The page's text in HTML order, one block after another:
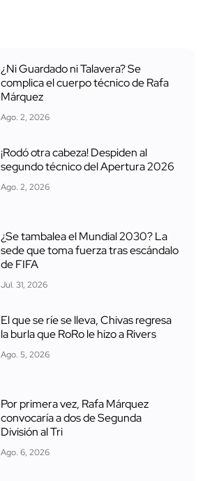
¿Ni Guardado ni Talavera? Se
complica el cuerpo técnico de Rafa
Márquez
Ago. 2, 2026
¡Rodó otra cabeza! Despiden al
segundo técnico del Apertura 2026
Ago. 2, 2026
¿Se tambalea el Mundial 2030? La
sede que toma fuerza tras escándalo
de FIFA
Jul. 31, 2026
El que se ríe se lleva, Chivas regresa
la burla que RoRo le hizo a Rivers
Ago. 5, 2026
Por primera vez, Rafa Márquez
convocaría a dos de Segunda
División al Tri
Ago. 6, 2026